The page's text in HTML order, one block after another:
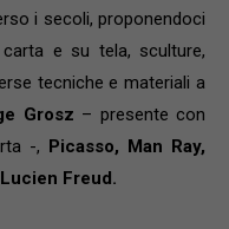
i secoli, proponendoci
e su tela, sculture,
tecniche e materiali a
Grosz – presente con
-, Picasso, Man Ray,
Lucien Freud.